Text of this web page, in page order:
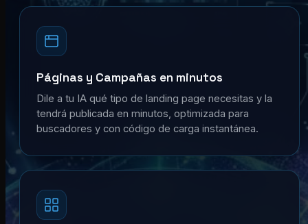
Páginas y Campañas en minutos
Dile a tu IA qué tipo de landing page necesitas y la
tendrá publicada en minutos, optimizada para
buscadores y con código de carga instantánea.